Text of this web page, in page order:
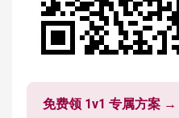
免费领 1v1 专属方案